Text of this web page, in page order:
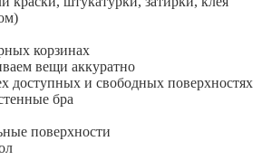
корзинах
вещи аккуратно
доступных и свободных поверхностях
бра
поверхности